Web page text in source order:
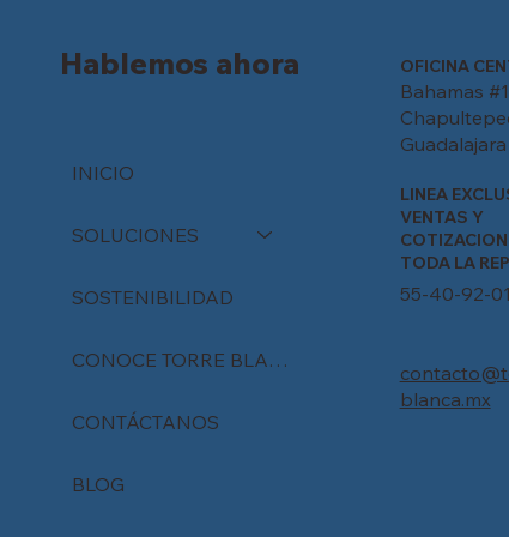
INICIO
SOLUCIONES
SOSTENIBILIDAD
CONOCE TORRE BLANCA
CONTÁCTANOS
BLOG
Hablemos ahora OFICINA
Bahamas
LINEA
VENTAS Y
TODA LA
55-40-92-
blanca.mx